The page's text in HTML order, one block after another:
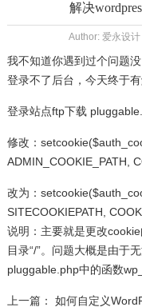
解决
Author: 爱永设
我不知道你遇到过个问题
登录不了后台，今天终于
登录站点ftp下载
修改：
ADMIN_COOKIE_PATH,
改为：
SITECOOKIEPATH,
说明：主要就是更改
目录“/”。问题大概是由于
pluggable.php中的函数
上一篇： 如何自定义